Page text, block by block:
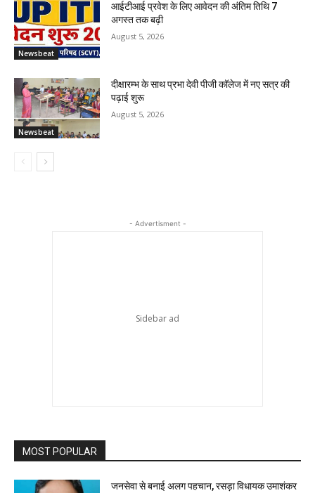
Newsbeat
आईटीआई प्रवेश के लिए आवेदन की अंतिम तिथि 7
अगस्त तक बढ़ी
August 5, 2026
Newsbeat
दीक्षारम्भ के साथ प्रभा देवी पीजी कॉलेज में नए सत्र की
पढ़ाई शुरू
August 5, 2026
- Advertisment -
MOST POPULAR
जनसेवा से बनाई अलग पहचान, रसड़ा विधायक उमाशंकर